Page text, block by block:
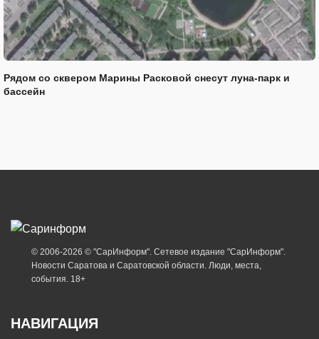
Рядом со сквером Марины Расковой снесут луна-парк и
бассейн
© 2006-2026 © "СарИнформ". Сетевое издание "СарИнформ".
Новости Саратова и Саратовской области. Люди, места,
события. 18+
НАВИГАЦИЯ